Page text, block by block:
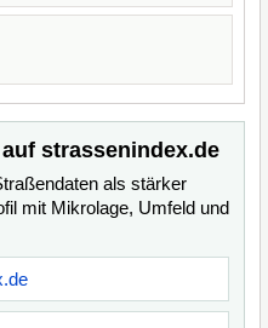
strassenindex.de
als stärker
mit Mikrolage, Umfeld und